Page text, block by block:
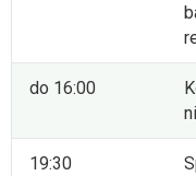
do 16:00
19:30